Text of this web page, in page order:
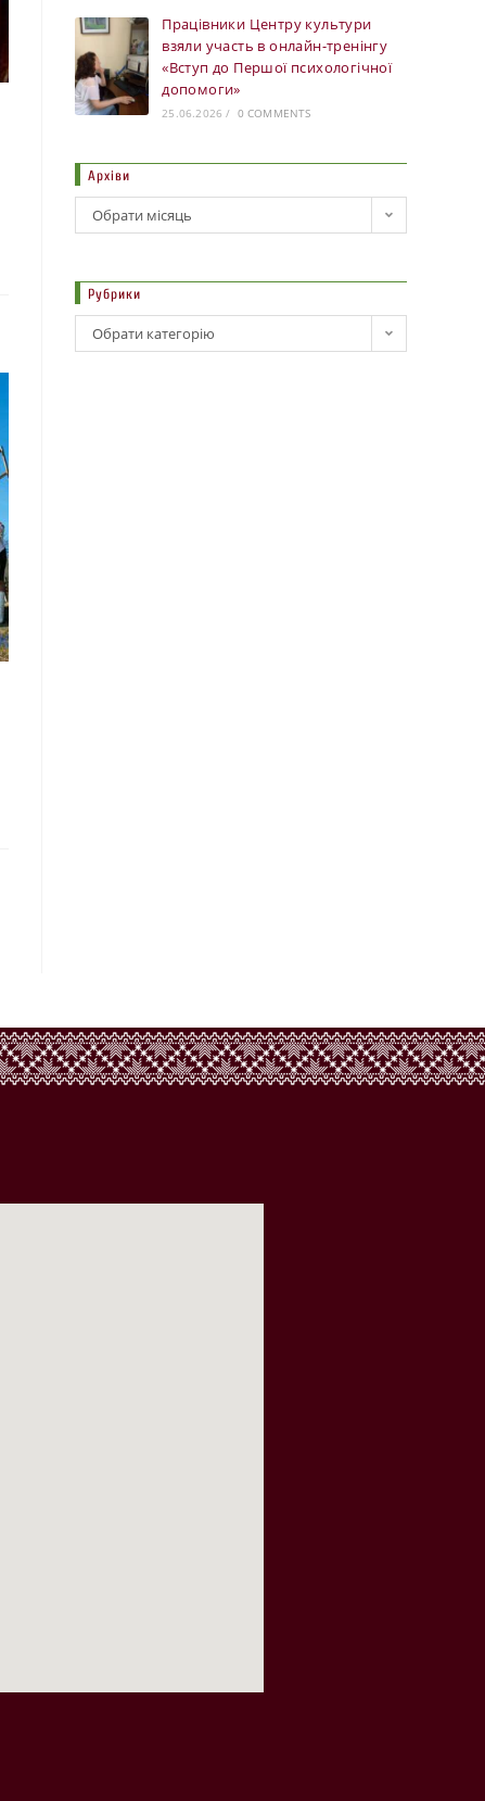
Працівники Центру культури
взяли участь в онлайн-тренінгу
«Вступ до Першої психологічної
допомоги»
25.06.2026 / 0 COMMENTS
Архіви
Обрати місяць
Рубрики
Обрати категорію